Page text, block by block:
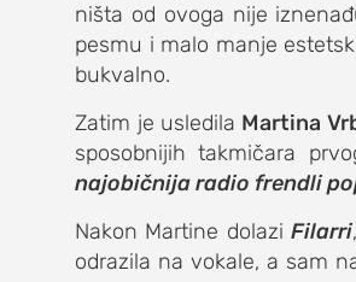
ništa od ovoga nije
pesmu i malo manje
bukvalno.
Zatim je usledila Martina
sposobnijih takmičara
najobičnija radio frendli
Nakon Martine dolazi Filarri
odrazila na vokale, a sam